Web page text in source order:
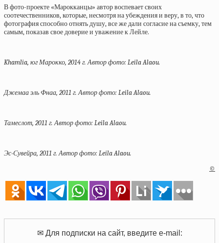
В фото-проекте «Марокканцы» автор воспевает своих
соотечественников, которые, несмотря на убеждения и веру, в то, что
фотография способно отнять душу, все же дали согласие на съемку, тем
самым, показав свое доверие и уважение к Лейле.
Khamlia, юг Марокко, 2014 г. Автор фото: Leila Alaou.
Джемаа эль Фнаа, 2011 г. Автор фото: Leila Alaou.
Тамеслот, 2011 г. Автор фото: Leila Alaou.
Эс-Сувейра, 2011 г. Автор фото: Leila Alaou.
©
✉ Для подписки на сайт, введите e-mail: